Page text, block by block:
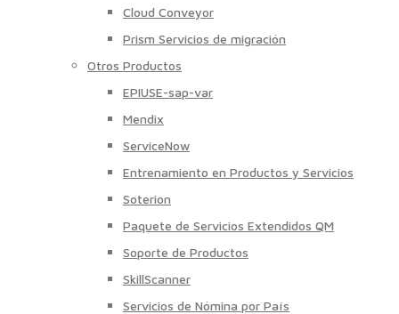
Cloud Conveyor
Prism Servicios de migración
Otros Productos
EPIUSE-sap-var
Mendix
ServiceNow
Entrenamiento en Productos y Servicios
Soterion
Paquete de Servicios Extendidos QM
Soporte de Productos
SkillScanner
Servicios de Nómina por País